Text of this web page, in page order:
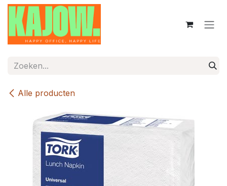
Overslaan naar inhoud
Alle producten